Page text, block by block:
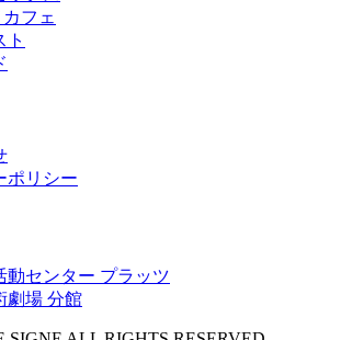
フェ
ト
ポリシー
動センター プラッツ
劇場 分館